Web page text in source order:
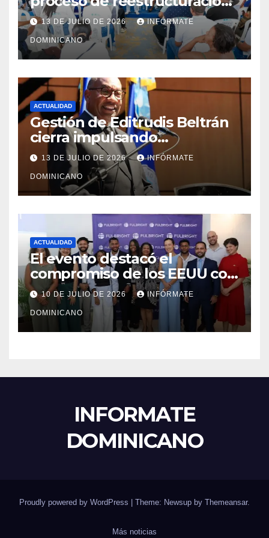
y fortalecimiento del PRM en
Monte Plata
13 DE JULIO DE 2026 INFÓRMATE
DOMINICANO
ACTUALIDAD
Gestión de Editrudis Beltrán
cierra impulsando
modernización, expansión y
transformación institucional
13 DE JULIO DE 2026 INFÓRMATE
DOMINICANO
ACTUALIDAD
El evento destacó el
compromiso de los EEUU con
el liderazgo, la innovación y la
excelencia académica por
más de ocho décadas.
10 DE JULIO DE 2026 INFÓRMATE
DOMINICANO
INFORMATE
DOMINICANO
Proudly powered by WordPress Theme: Newsup by Themeansar.
Más noticias